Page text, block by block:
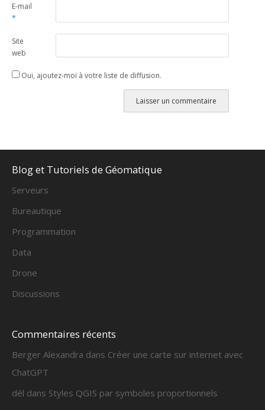
E-mail
*
Site
web
Oui, ajoutez-moi à votre liste de diffusion.
Blog et Tutoriels de Géomatique
Serveurs
Bureautique
Programmation
Data
Drone
Discussions
Commentaires récents
Berger Alexandra dans Créer une carte sur internet avec
ChatGPT
dél dans Styles QGIS par symboles proportionnels